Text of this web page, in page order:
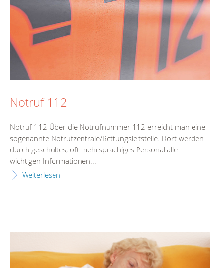
Notruf 112
Notruf 112 Über die Notrufnummer 112 erreicht man eine
sogenannte Notrufzentrale/Rettungsleitstelle. Dort werden
durch geschultes, oft mehrsprachiges Personal alle
wichtigen Informationen...
Weiterlesen